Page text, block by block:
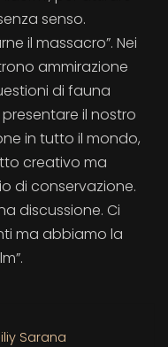
senso.
il massacro”. Nei
ammirazione
di fauna
il nostro
in tutto il mondo,
creativo ma
di conservazione.
discussione. Ci
ma abbiamo la
Sarana